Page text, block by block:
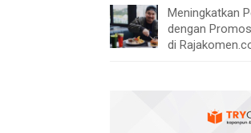
Meningkatkan
dengan
di